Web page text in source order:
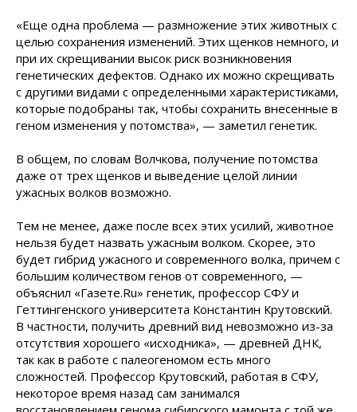
«Еще одна проблема — размножение этих животных с
целью сохранения изменений. Этих щенков немного, и
при их скрещивании высок риск возникновения
генетических дефектов. Однако их можно скрещивать
с другими видами с определенными характеристиками,
которые подобраны так, чтобы сохранить внесенные в
геном изменения у потомства», — заметил генетик.
В общем, по словам Волчкова, получение потомства
даже от трех щенков и выведение целой линии
ужасных волков возможно.
Тем не менее, даже после всех этих усилий, животное
нельзя будет назвать ужасным волком. Скорее, это
будет гибрид ужасного и современного волка, причем с
большим количеством генов от современного, —
объяснил «Газете.Ru» генетик, профессор СФУ и
Геттингенского университета Константин Крутовский.
В частности, получить древний вид невозможно из-за
отсутствия хорошего «исходника», — древней ДНК,
так как в работе с палеогеномом есть много
сложностей. Профессор Крутовский, работая в СФУ,
некоторое время назад сам занимался